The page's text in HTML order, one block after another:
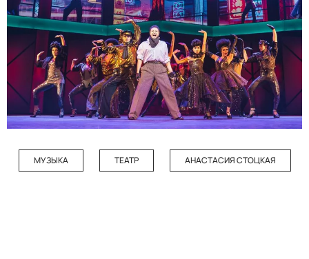
МУЗЫКА ТЕАТР АНАСТАСИЯ СТОЦКАЯ